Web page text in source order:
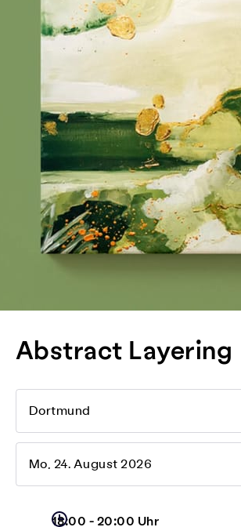
Abstract Layering
Dortmund
Mo, 24. August 2026
18:00 - 20:00 Uhr